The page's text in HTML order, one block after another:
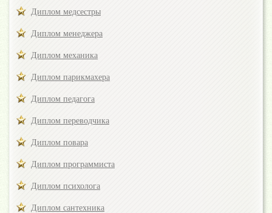
Диплом медсестры
Диплом менеджера
Диплом механика
Диплом парикмахера
Диплом педагога
Диплом переводчика
Диплом повара
Диплом программиста
Диплом психолога
Диплом сантехника